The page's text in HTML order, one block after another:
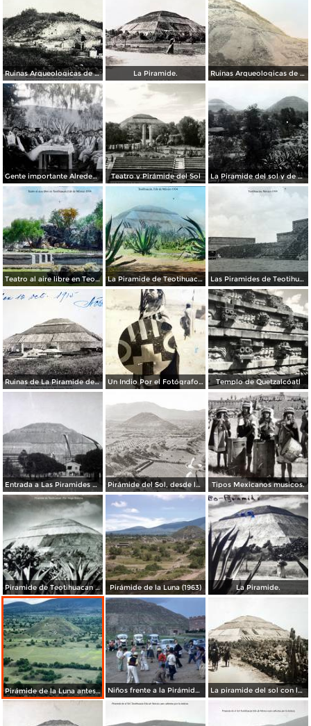
Ruinas Arqueologicas de Teotihuacan por el Fotógrafo Felix Miret. ( Circulada el 27 de Diciembre de 1911 ). La Piramide. Ruinas Arqueologicas de Teotihuacan por el Fotógrafo Charles B, Waite.
Gente importante Alrededores de Teotihuacán, México. Teatro y Pirámide del Sol La Piramide del sol y de La Luna.
Teatro al aire libre en Teotihuacán, por el fotógrafo T. Enami, de Yokohama, Japón (1934) La Piramide de Teotihuacán, por el fotógrafo T. Enami, de Yokohama, Japón (1934) Las Piramides de Teotihuacán, por el fotógrafo T. Enami, de Yokohama, Japón (1934)
Ruinas de La Piramide del sol lado oriente Por el Fotógrafo Félix Miret. ( Circulada el 12 de Octubre de 1915 ). Un Indio Por el Fotógrafo Hugo Brehme. ( Circulada el 16 de Enero de 1936 ). Templo de Quetzalcóatl
Entrada a Las Piramides de Teotihuacan precio $ .20 Centavos. Pirámide del Sol, desde la Pirámide de la Luna Tipos Mexicanos musicos.
Piramide de Teotihuacan Por el fotografo Hugo Brehme. Pirámide de la Luna (1963) La Piramide.
Pirámide de la Luna antes de su restauración (1955) Niños frente a la Pirámide del Sol (circa 1953) La piramide del sol con los Federales pasando Por el fotografo Hugo Brehme.